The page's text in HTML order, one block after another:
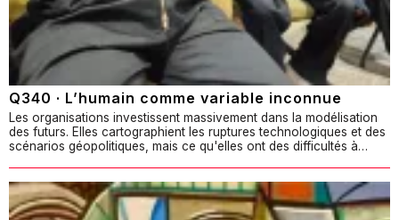
Q340 · L’humain comme variable inconnue
Les organisations investissent massivement dans la modélisation
des futurs. Elles cartographient les ruptures technologiques et des
scénarios géopolitiques, mais ce qu'elles ont des difficultés à…